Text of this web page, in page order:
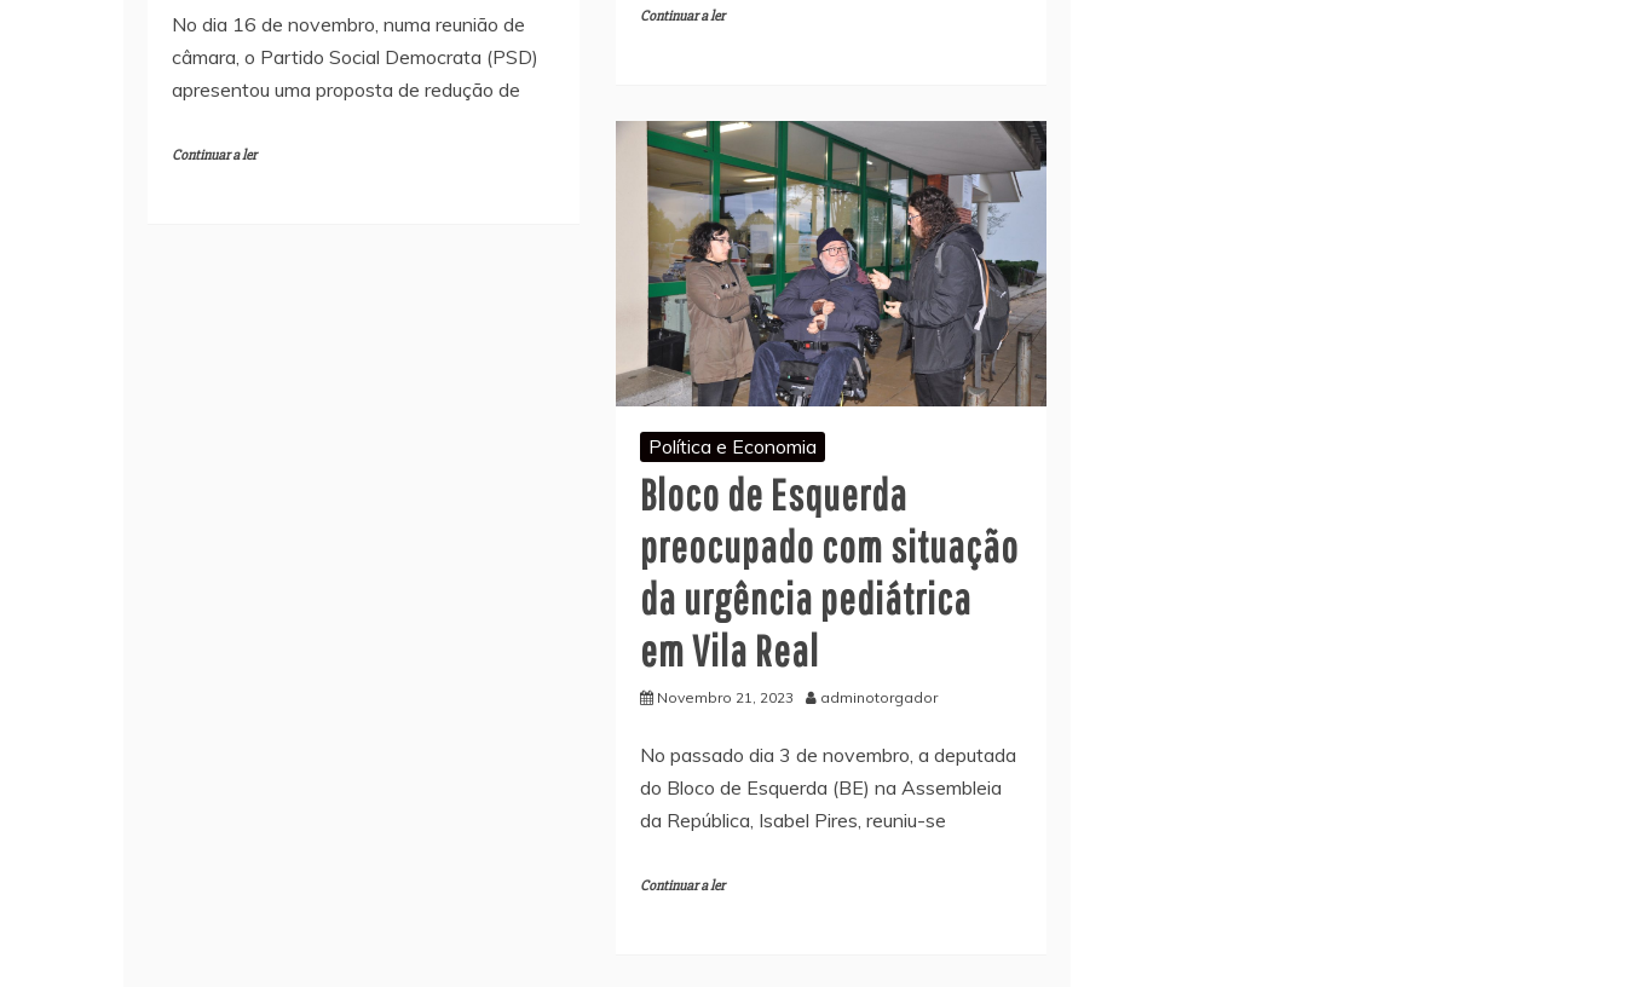
No dia 16 de novembro, numa reunião de
câmara, o Partido Social Democrata (PSD)
apresentou uma proposta de redução de
Continuar a ler
Continuar a ler
Política e Economia
Bloco de Esquerda
preocupado com situação
da urgência pediátrica
em Vila Real
Novembro 21, 2023 adminotorgador
No passado dia 3 de novembro, a deputada
do Bloco de Esquerda (BE) na Assembleia
da República, Isabel Pires, reuniu-se
Continuar a ler